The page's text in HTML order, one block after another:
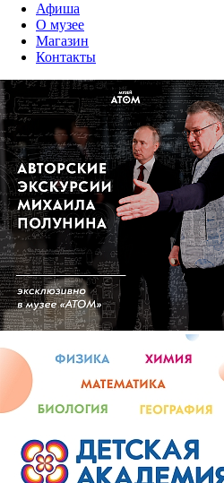
Афиша
О музее
Магазин
Контакты